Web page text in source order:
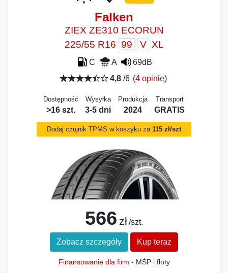
Falken
ZIEX ZE310 ECORUN
225/55 R16 99 V XL
C A
69dB
4,8/6 (4 opinie)
Dostępność
>16 szt.
Wysyłka
3-5 dni
Produkcja
2024
Transport
GRATIS
Dodaj czujnik TPMS w koszyku za 115 zł/szt
566 zł /szt.
Zobacz szczegóły Kup teraz
Finansowanie dla firm - MŚP i floty